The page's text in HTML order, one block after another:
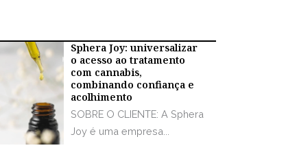
Sphera Joy: universalizar
o acesso ao tratamento
com cannabis,
combinando confiança e
acolhimento
SOBRE O CLIENTE: A Sphera
Joy é uma empresa...